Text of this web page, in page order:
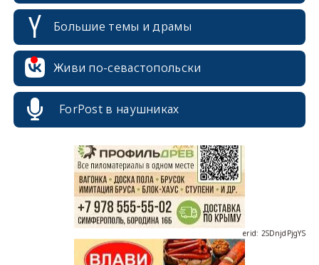
Большие темы и драмы
Живи по-севастопольски
ForPost в наушниках
erid: 2SDnjdPjgYS